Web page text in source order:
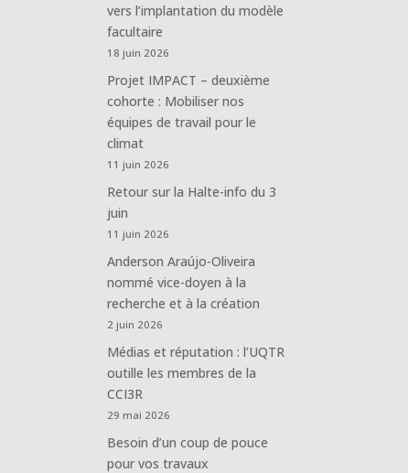
vers l’implantation du modèle
facultaire
18 juin 2026
Projet IMPACT – deuxième
cohorte : Mobiliser nos
équipes de travail pour le
climat
11 juin 2026
Retour sur la Halte-info du 3
juin
11 juin 2026
Anderson Araújo-Oliveira
nommé vice-doyen à la
recherche et à la création
2 juin 2026
Médias et réputation : l’UQTR
outille les membres de la
CCI3R
29 mai 2026
Besoin d’un coup de pouce
pour vos travaux